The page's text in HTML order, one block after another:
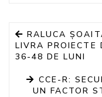
RALUCA
LIVRA PROIECTE
36-48 DE LUNI
CCE-R:
UN FACTOR